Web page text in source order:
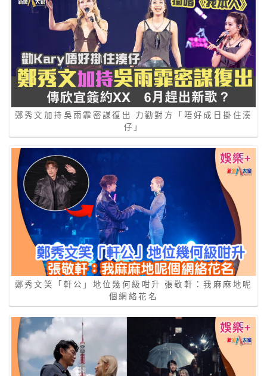
鄭秀文加持吳雨霏密謀復出 力勸對方「唔好成日掛住湊
仔」
鄭秀文笑「軒公」地位幾何級咁升 張敬軒：我麻麻地呢
個網絡花名